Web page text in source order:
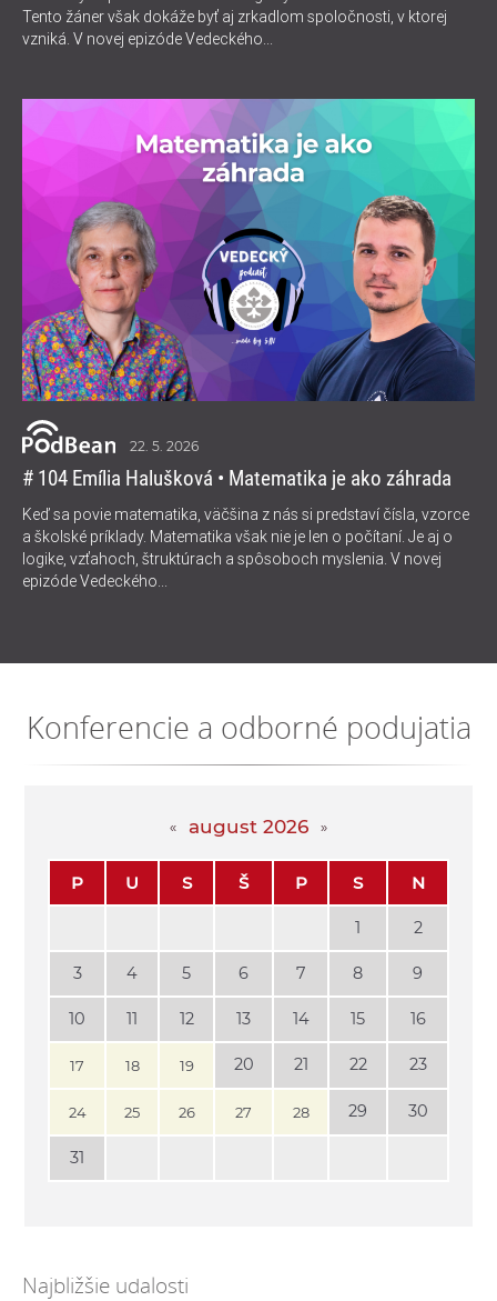
Tento žáner však dokáže byť aj zrkadlom spoločnosti, v ktorej
vzniká. V novej epizóde Vedeckého...
22. 5. 2026
# 104 Emília Halušková • Matematika je ako záhrada
Keď sa povie matematika, väčšina z nás si predstaví čísla, vzorce
a školské príklady. Matematika však nie je len o počítaní. Je aj o
logike, vzťahoch, štruktúrach a spôsoboch myslenia. V novej
epizóde Vedeckého...
Konferencie a odborné podujatia
august 2026
P U S Š P S N
1 2
3 4 5 6 7 8 9
10 11 12 13 14 15 16
17 18 19 20 21 22 23
24 25 26 27 28 29 30
31
Najbližšie udalosti